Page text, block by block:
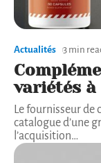
Actualités 3 min
variétés
Le fournisseur de
catalogue d’une
l’acquisition…